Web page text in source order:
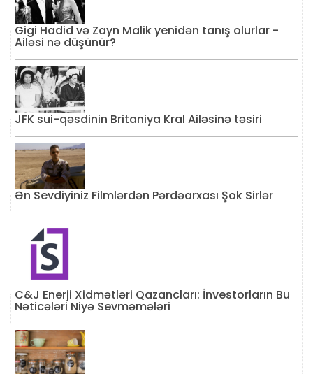
Gigi Hadid və Zayn Malik yenidən tanış olurlar -
Ailəsi nə düşünür?
JFK sui-qəsdinin Britaniya Kral Ailəsinə təsiri
Ən Sevdiyiniz Filmlərdən Pərdəarxası Şok Sirlər
C&J Enerji Xidmətləri Qazancları: İnvestorların Bu
Nəticələri Niyə Sevməmələri